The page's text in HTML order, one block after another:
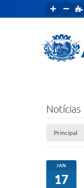
Notícias
Principal
JAN
17